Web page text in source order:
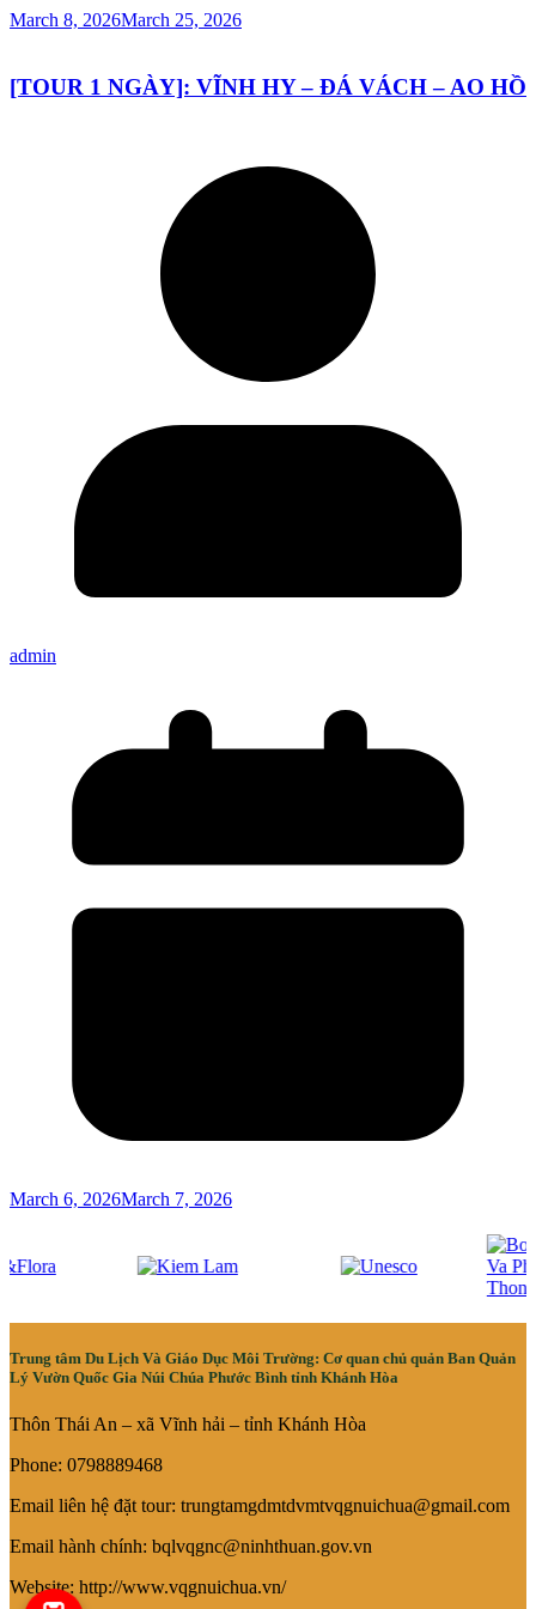
March 8, 2026March 25, 2026
[TOUR 1 NGÀY]: VĨNH HY – ĐÁ VÁCH – AO HỒ
admin
March 6, 2026March 7, 2026
Trung tâm Du Lịch Và Giáo Dục Môi Trường: Cơ quan chủ quản Ban Quản
Lý Vườn Quốc Gia Núi Chúa Phước Bình tỉnh Khánh Hòa
Thôn Thái An – xã Vĩnh hải – tỉnh Khánh Hòa
Phone: 0798889468
Email liên hệ đặt tour: trungtamgdmtdvmtvqgnuichua@gmail.com
Email hành chính: bqlvqgnc@ninhthuan.gov.vn
Website: http://www.vqgnuichua.vn/